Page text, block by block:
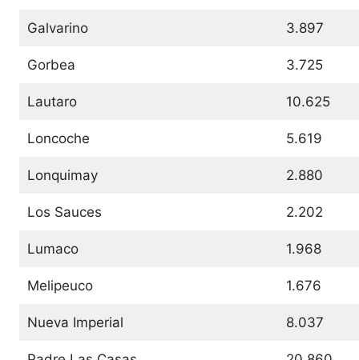
Galvarino 3.897
Gorbea 3.725
Lautaro 10.625
Loncoche 5.619
Lonquimay 2.880
Los Sauces 2.202
Lumaco 1.968
Melipeuco 1.676
Nueva Imperial 8.037